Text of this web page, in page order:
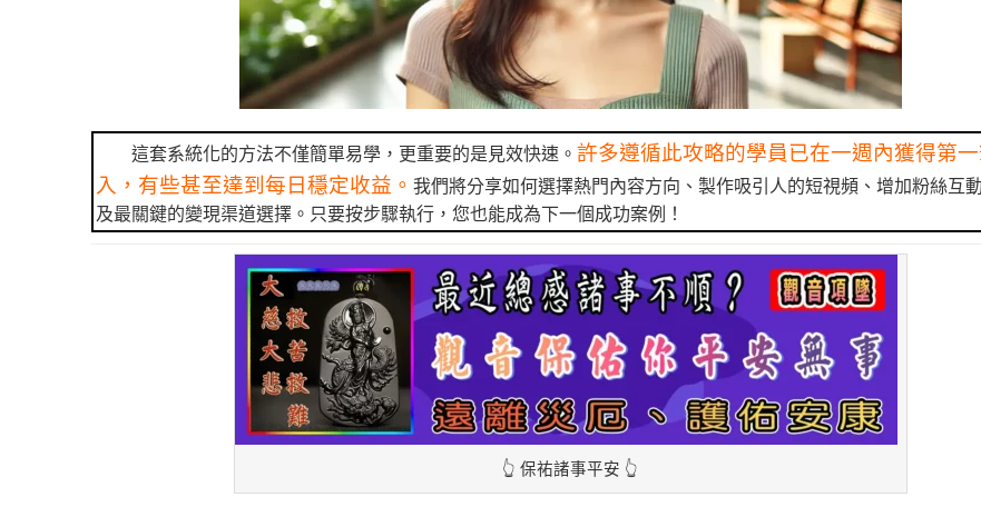
這套系統化的方法不僅簡單易學，更重要的是見效快速。 許多遵循此攻略的學員已在一週內獲得第
入，有些甚至達到每日穩定收益。 我們將分享如何選擇熱門內容方向、製作吸引人的短視頻、增加粉絲互
及最關鍵的變現渠道選擇。只要按步驟執行，您也能成為下一個成功案例！
👆 保祐諸事平安 👆